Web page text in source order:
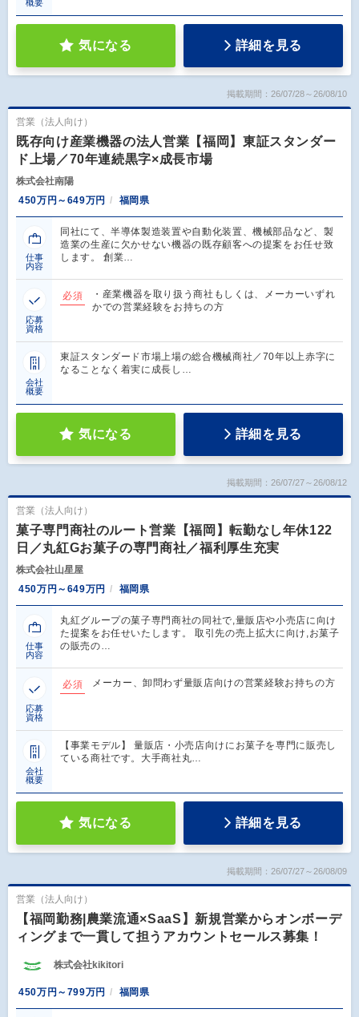
概要
気になる 詳細を見る
掲載期間：26/07/28～26/08/10
営業（法人向け）
既存向け産業機器の法人営業【福岡】東証スタンダー
ド上場／70年連続黒字×成長市場
株式会社南陽
450万円～649万円
福岡県
仕事
内容
同社にて、半導体製造装置や自動化装置、機械部品など、製
造業の生産に欠かせない機器の既存顧客への提案をお任せ致
します。 創業…
応募
資格
必須
・産業機器を取り扱う商社もしくは、メーカーいずれ
かでの営業経験をお持ちの方
会社
概要
東証スタンダード市場上場の総合機械商社／70年以上赤字に
なることなく着実に成長し…
気になる 詳細を見る
掲載期間：26/07/27～26/08/12
営業（法人向け）
菓子専門商社のルート営業【福岡】転勤なし年休122
日／丸紅Gお菓子の専門商社／福利厚生充実
株式会社山星屋
450万円～649万円
福岡県
仕事
内容
丸紅グループの菓子専門商社の同社で,量販店や小売店に向け
た提案をお任せいたします。 取引先の売上拡大に向け,お菓子
の販売の…
応募
資格
必須 メーカー、卸問わず量販店向けの営業経験お持ちの方
会社
概要
【事業モデル】 量販店・小売店向けにお菓子を専門に販売し
ている商社です。大手商社丸…
気になる 詳細を見る
掲載期間：26/07/27～26/08/09
営業（法人向け）
【福岡勤務|農業流通×SaaS】新規営業からオンボーデ
ィングまで一貫して担うアカウントセールス募集！
株式会社kikitori
450万円～799万円 福岡県